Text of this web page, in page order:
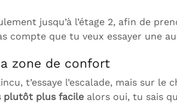
jusqu’à l’étage 2, afin de
compte que tu veux essayer une
zone de confort
t’essaye l’escalade, mais sur
plutôt plus facile alors oui, tu sais